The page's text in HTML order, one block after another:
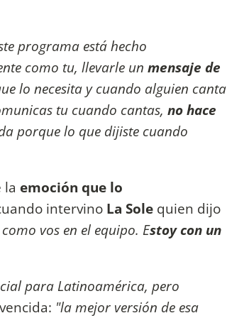
programa está hecho
como tu, llevarle un mensaje de
lo necesita y cuando alguien canta
tu cuando cantas, no hace
porque lo que dijiste cuando
la emoción que lo
intervino La Sole quien dijo
vos en el equipo. Estoy con un
para Latinoamérica, pero
"la mejor versión de esa